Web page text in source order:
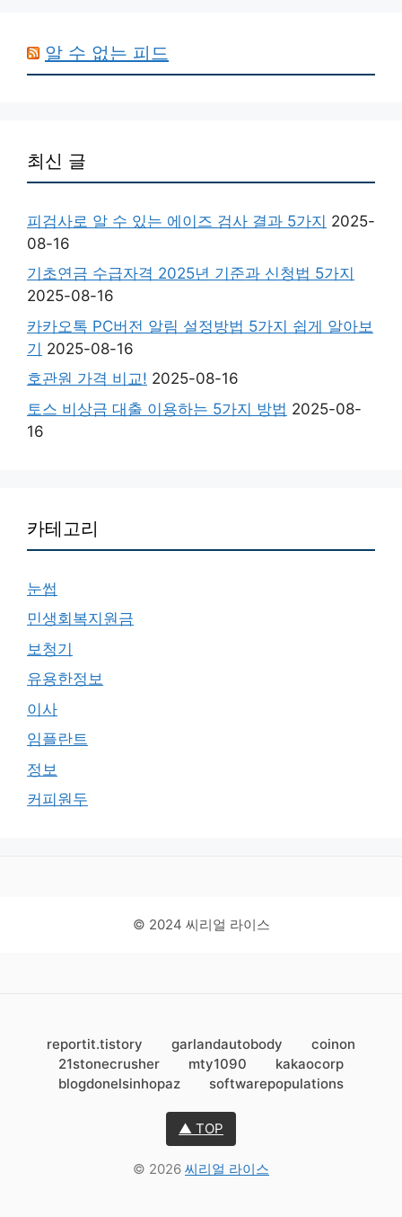
알 수 없는 피드
최신 글
피검사로 알 수 있는 에이즈 검사 결과 5가지 2025-
08-16
기초연금 수급자격 2025년 기준과 신청법 5가지
2025-08-16
카카오톡 PC버전 알림 설정방법 5가지 쉽게 알아보
기 2025-08-16
호관원 가격 비교! 2025-08-16
토스 비상금 대출 이용하는 5가지 방법 2025-08-
16
카테고리
눈썹
민생회복지원금
보청기
유용한정보
이사
임플란트
정보
커피원두
© 2024 씨리얼 라이스
reportit.tistory garlandautobody
coinon
21stonecrusher
mty1090
kakaocorp
blogdonelsinhopaz
softwarepopulations
▲ TOP
© 2026 씨리얼 라이스